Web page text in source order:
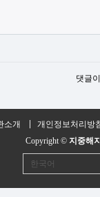
댓글
소개 개인정보처리방
Copyright © 지중해